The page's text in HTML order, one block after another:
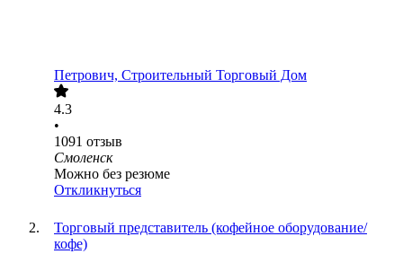
Петрович, Строительный Торговый Дом
4.3
•
1091 отзыв
Смоленск
Можно без резюме
Откликнуться
Торговый представитель (кофейное оборудование/
кофе)